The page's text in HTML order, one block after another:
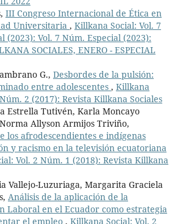
III Congreso Internacional de Ética en
Universitaria , Killkana Social: Vol. 7
(2023): Vol. 7 Núm. Especial (2023):
SOCIALES, ENERO - ESPECIAL
G., Desbordes de la pulsión:
entre adolescentes , Killkana
2 (2017): Revista Killkana Sociales
Estrella Tutivén, Karla Moncayo
Allyson Armijos Triviño,
los afrodescendientes e indígenas
y racismo en la televisión ecuatoriana
Vol. 2 Núm. 1 (2018): Revista Killkana
Vallejo-Luzuriaga, Margarita Graciela
Análisis de la aplicación de la
Laboral en el Ecuador como estrategia
el empleo , Killkana Social: Vol. 2